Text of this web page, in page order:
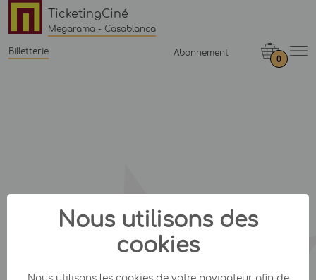
TicketingCiné
Megarama - Casablanca
Billetterie Abonnement
0
Nous utilisons des
cookies